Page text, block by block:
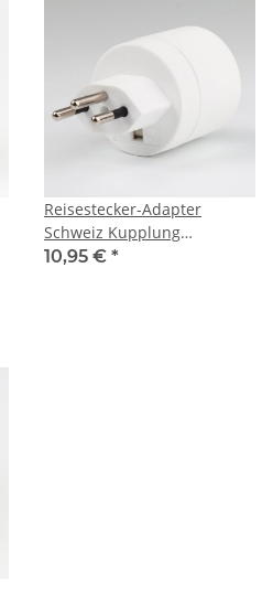
Reisestecker-Adapter
Schweiz Kupplung
Deutschland weiß 10A/250V
10,95 € *